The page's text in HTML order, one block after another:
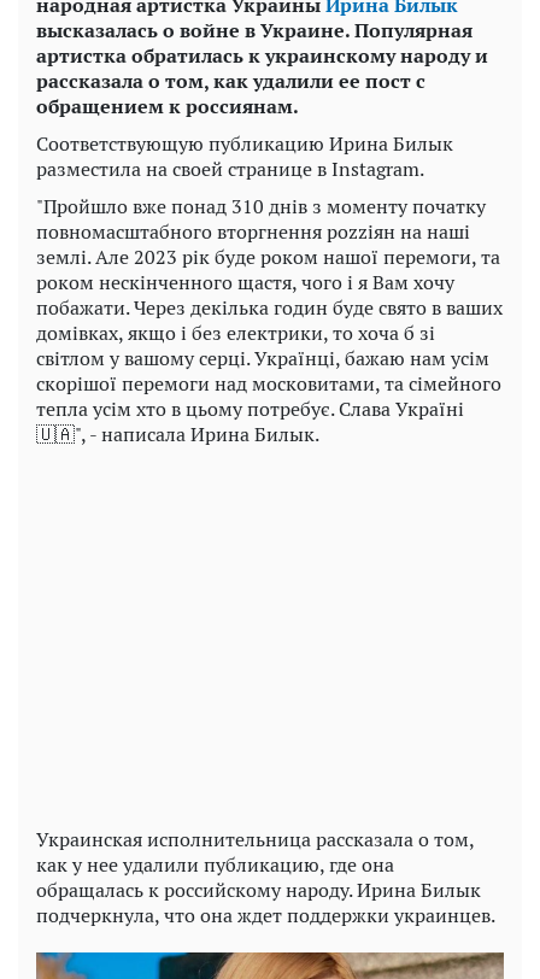
высказалась о войне в Украине. Популярная
артистка обратилась к украинскому народу и
рассказала о том, как удалили ее пост с
обращением к россиянам.
Соответствующую публикацию Ирина Билык
разместила на своей странице в Instagram.
"Пройшло вже понад 310 днів з моменту початку
повномасштабного вторгнення роzzіян на наші
землі. Але 2023 рік буде роком нашої перемоги, та
роком нескінченного щастя, чого і я Вам хочу
побажати. Через декілька годин буде свято в ваших
домівках, якщо і без електрики, то хоча б зі
світлом у вашому серці. Українці, бажаю нам усім
скорішої перемоги над московитами, та сімейного
тепла усім хто в цьому потребує. Слава Україні
🇺🇦", - написала Ирина Билык.
Украинская исполнительница рассказала о том,
как у нее удалили публикацию, где она
обращалась к российскому народу. Ирина Билык
подчеркнула, что она ждет поддержки украинцев.